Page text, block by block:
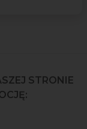
STRONIE